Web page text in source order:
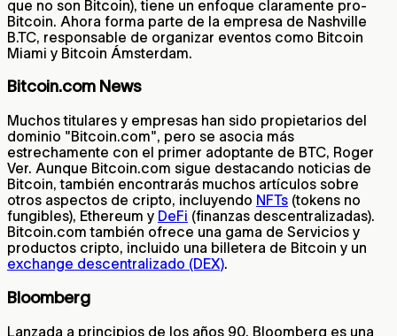
que no son Bitcoin), tiene un enfoque claramente pro-
Bitcoin. Ahora forma parte de la empresa de Nashville
B.TC, responsable de organizar eventos como Bitcoin
Miami y Bitcoin Ámsterdam.
Bitcoin.com News
Muchos titulares y empresas han sido propietarios del
dominio "Bitcoin.com", pero se asocia más
estrechamente con el primer adoptante de BTC, Roger
Ver. Aunque Bitcoin.com sigue destacando noticias de
Bitcoin, también encontrarás muchos artículos sobre
otros aspectos de cripto, incluyendo NFTs (tokens no
fungibles), Ethereum y DeFi (finanzas descentralizadas).
Bitcoin.com también ofrece una gama de Servicios y
productos cripto, incluido una billetera de Bitcoin y un
exchange descentralizado (DEX).
Bloomberg
Lanzada a principios de los años 90, Bloomberg es una